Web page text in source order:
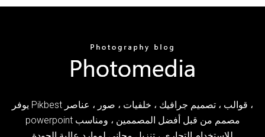
يوفر Pikbest قوالب ، تصميم جرافيك ، خلفيات ، صور ، عناصر ،
powerpoint مصمم من قبل أفضل المصممين ، ومناسب